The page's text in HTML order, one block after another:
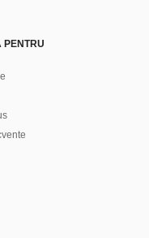
PENTRU